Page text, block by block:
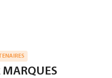
MARQUES